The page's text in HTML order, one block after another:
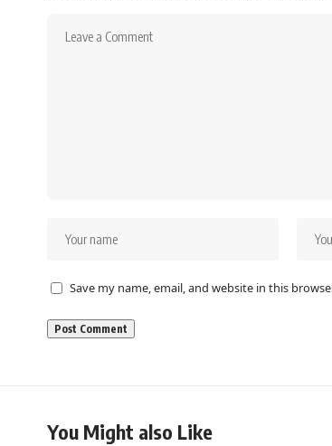
Save my name, email, and website in this
You Might also Like